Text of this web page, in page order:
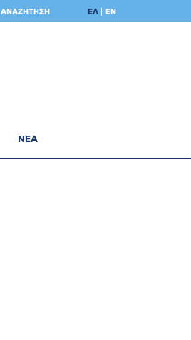
ΝΕΑ
ΑΝΑΖΗΤΗΣΗ ΕΛ EN